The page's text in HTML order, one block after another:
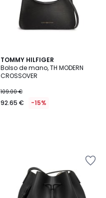
TOMMY HILFIGER
Bolso de mano, TH MODERN
CROSSOVER
109.00 €
92.65 € -15%